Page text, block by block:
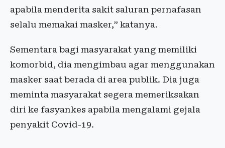
apabila menderita sakit saluran pernafasan
selalu memakai masker,” katanya.
Sementara bagi masyarakat yang memiliki
komorbid, dia mengimbau agar menggunakan
masker saat berada di area publik. Dia juga
meminta masyarakat segera memeriksakan
diri ke fasyankes apabila mengalami gejala
penyakit Covid-19.